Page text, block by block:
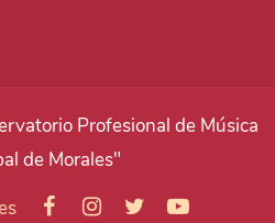
Profesional de Música
de Morales"